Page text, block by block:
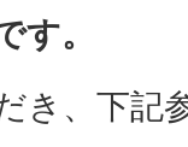
す。
き、下記